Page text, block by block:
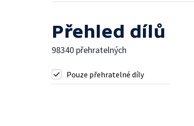
Přehled dílů
98340 přehratelných
Pouze přehratelné díly